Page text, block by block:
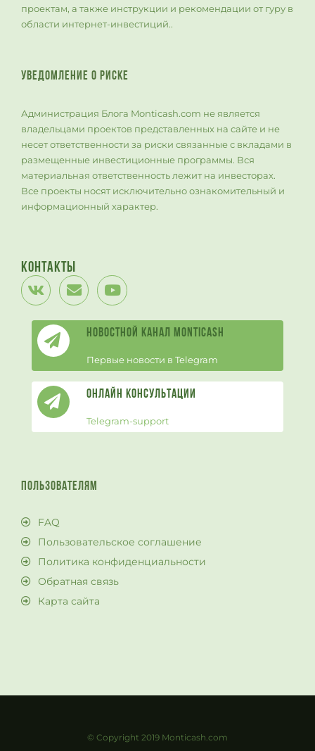
проектам, а также инструкции и рекомендации от гуру в
области интернет-инвестиций..
УВЕДОМЛЕНИЕ О РИСКЕ
Администрация Блога Monticash.com не является
владельцами проектов представленных на сайте и не
несет ответственности за риски связанные с вкладами в
размещенные инвестиционные программы. Вся
материальная ответственность лежит на инвесторах.
Все проекты носят исключительно ознакомительный и
информационный характер.
Контакты
Новостной канал Monticash
Первые новости в Telegram
Онлайн Консультации
Telegram-support
ПОЛЬЗОВАТЕЛЯМ
FAQ
Пользовательское соглашение
Политика конфиденциальности
Обратная связь
Карта сайта
© Copyright 2019 Monticash.com